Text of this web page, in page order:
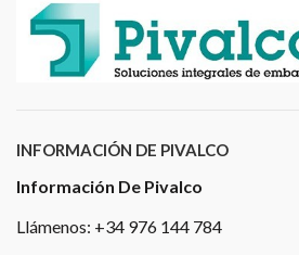
INFORMACIÓN DE PIVALCO
Información De Pivalco
Llámenos: +34 976 144 784